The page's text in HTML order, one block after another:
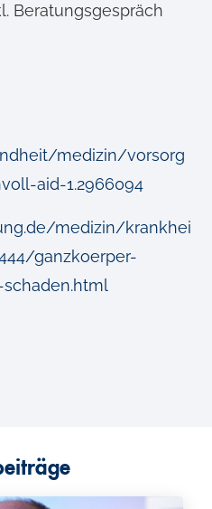
Beratungsgespräch
medizin/vorsorg
aid-1.2966094
medizin/krankhei
ganzkoerper-